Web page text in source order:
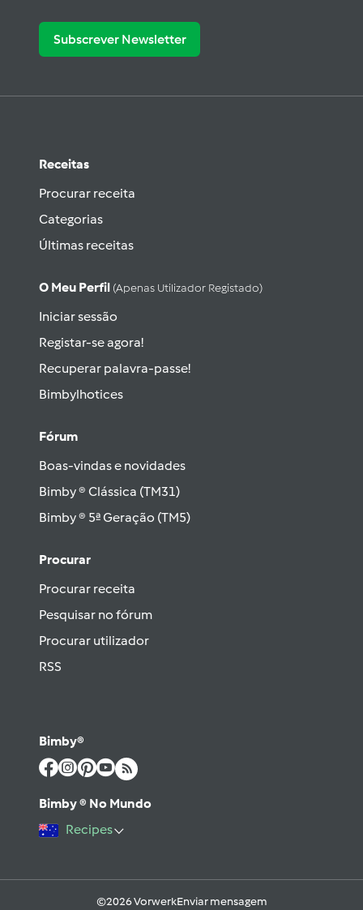
Subscrever Newsletter
Receitas
Procurar receita
Categorias
Últimas receitas
O Meu Perfil (apenas Utilizador Registado)
Iniciar sessão
Registar-se agora!
Recuperar palavra-passe!
Bimbylhotices
Fórum
Boas-vindas e novidades
Bimby ® Clássica (TM31)
Bimby ® 5ª Geração (TM5)
Procurar
Procurar receita
Pesquisar no fórum
Procurar utilizador
RSS
Bimby®
Bimby ® No Mundo
Recipes
©2026 VorwerkEnviar mensagem